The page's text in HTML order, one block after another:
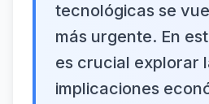
tecnológicas se
más urgente. En
es crucial explorar
implicaciones